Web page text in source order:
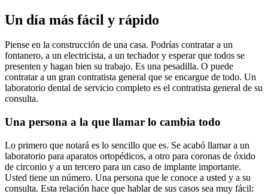
Un día más fácil y rápido
Piense en la construcción de una casa. Podrías contratar a un
fontanero, a un electricista, a un techador y esperar que todos se
presenten y hagan bien su trabajo. Es una pesadilla. O puede
contratar a un gran contratista general que se encargue de todo. Un
laboratorio dental de servicio completo es el contratista general de su
consulta.
Una persona a la que llamar lo cambia todo
Lo primero que notará es lo sencillo que es. Se acabó llamar a un
laboratorio para aparatos ortopédicos, a otro para coronas de óxido
de circonio y a un tercero para un caso de implante importante.
Usted tiene un número. Una persona que le conoce a usted y a su
consulta. Esta relación hace que hablar de sus casos sea muy fácil: